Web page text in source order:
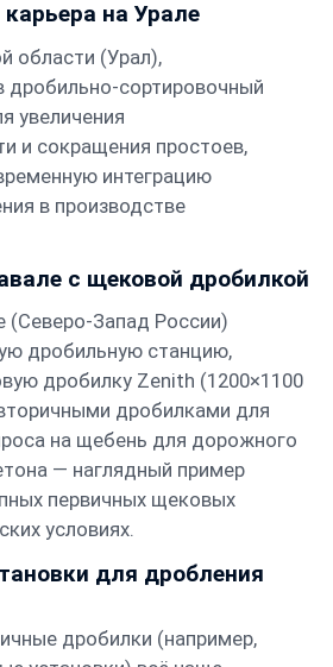
на Урале
области (Урал),
дробильно-сортировочный
увеличения
и сокращения простоев,
интеграцию
в производстве
с щековой дробилкой
(Северо-Запад России)
дробильную станцию,
дробилку Zenith (1200×1100
дробилками для
на щебень для дорожного
— наглядный пример
первичных щековых
условиях.
для дробления
дробилки (например,